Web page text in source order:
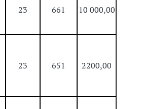
23 661 10 000,00
23 651 2200,00